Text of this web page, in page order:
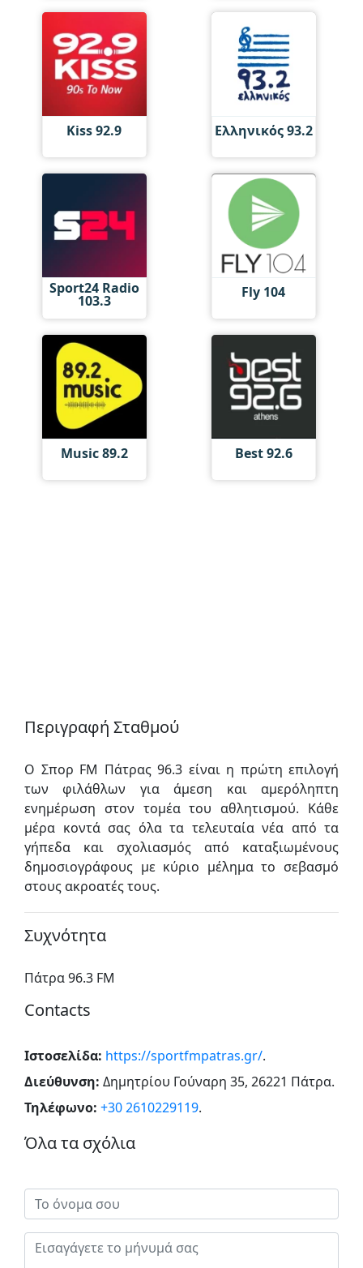
Kiss 92.9 Ελληνικός 93.2
Sport24 Radio
103.3 Fly 104
Music 89.2 Best 92.6
Περιγραφή Σταθμού
Ο Σπορ FM Πάτρας 96.3 είναι η πρώτη επιλογή
των φιλάθλων για άμεση και αμερόληπτη
ενημέρωση στον τομέα του αθλητισμού. Κάθε
μέρα κοντά σας όλα τα τελευταία νέα από τα
γήπεδα και σχολιασμός από καταξιωμένους
δημοσιογράφους με κύριο μέλημα το σεβασμό
στους ακροατές τους.
Συχνότητα
Πάτρα 96.3 FM
Contacts
Ιστοσελίδα: https://sportfmpatras.gr/.
Διεύθυνση: Δημητρίου Γούναρη 35, 26221 Πάτρα.
Τηλέφωνο: +30 2610229119.
Όλα τα σχόλια